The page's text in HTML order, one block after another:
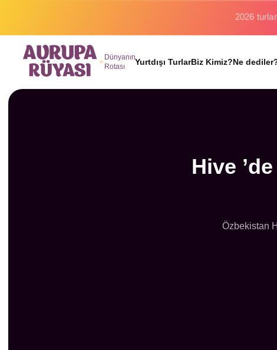
Binlerce
Dünyanın
Rotası
Yurtdışı TurlarBiz Kimiz?Ne
Hive
Özbekistan